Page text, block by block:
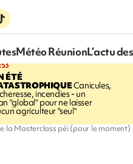
Météo RéunionL’actu
ÉTÉ
Canicules,
incendies - un
"global" pour ne laisser
agriculteur "seul"
la Masterclass péi (pour le moment)